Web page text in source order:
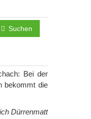
Suchen
Bei der
bekommt die
Dürrenmatt